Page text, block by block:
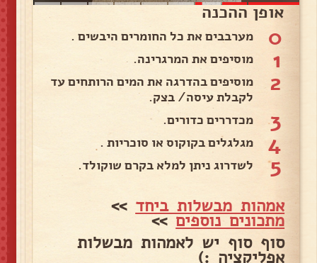
אופן ההכנה
0 מערבבים את כל החומרים היבשים .
1 מוסיפים את המרגרינה.
2
מוסיפים בהדרגה את המים הרותחים עד
לקבלת עיסה/ בצק.
3 מכדררים כדורים.
4 מגלגלים בקוקוס או סוכריות .
5 לשדרוג ניתן למלא בקרם שוקולד.
אמהות מבשלות ביחד >>
מתכונים נוספים>>
סוף סוף יש לאמהות מבשלות
אפליקציה :)